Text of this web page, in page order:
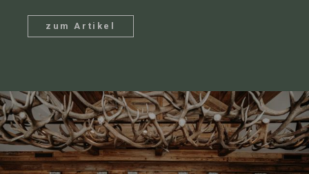
Suche
Suchen DE
EN
zum Artikel